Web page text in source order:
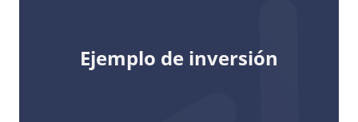
Ejemplo de inversión